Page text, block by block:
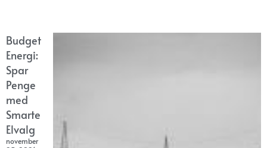
Budget
Energi:
Spar
Penge
med
Smarte
Elvalg
november